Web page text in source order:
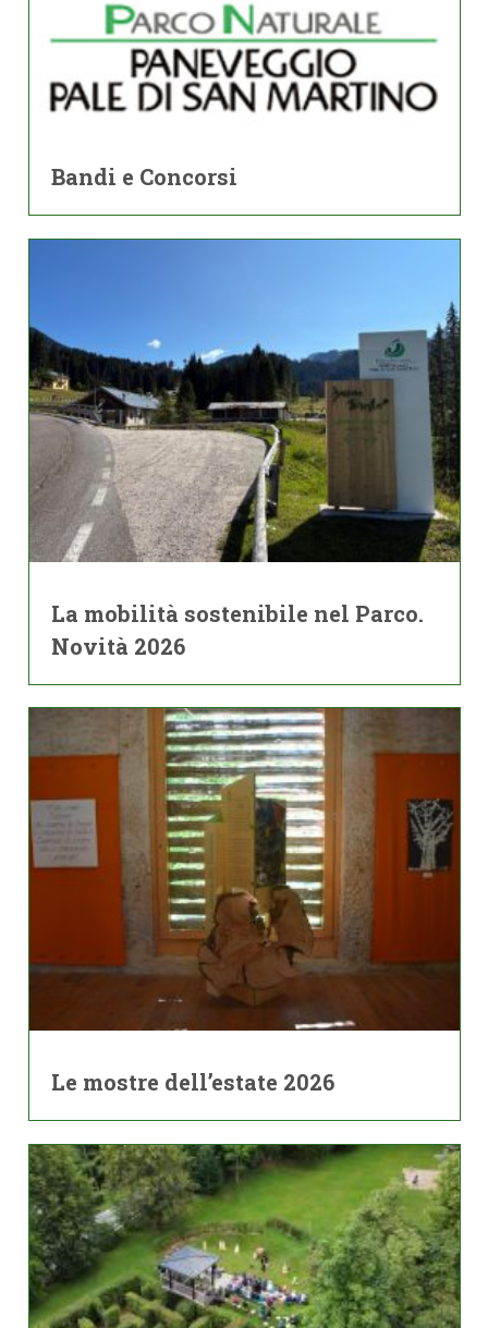
Bandi e Concorsi
La mobilità sostenibile nel Parco.
Novità 2026
Le mostre dell’estate 2026